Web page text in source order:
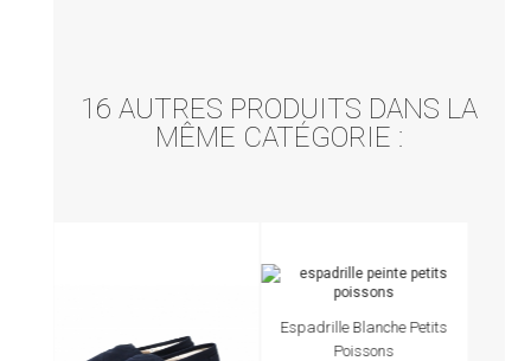
16 AUTRES PRODUITS DANS LA
MÊME CATÉGORIE :
Espadrille Blanche Petits
Poissons